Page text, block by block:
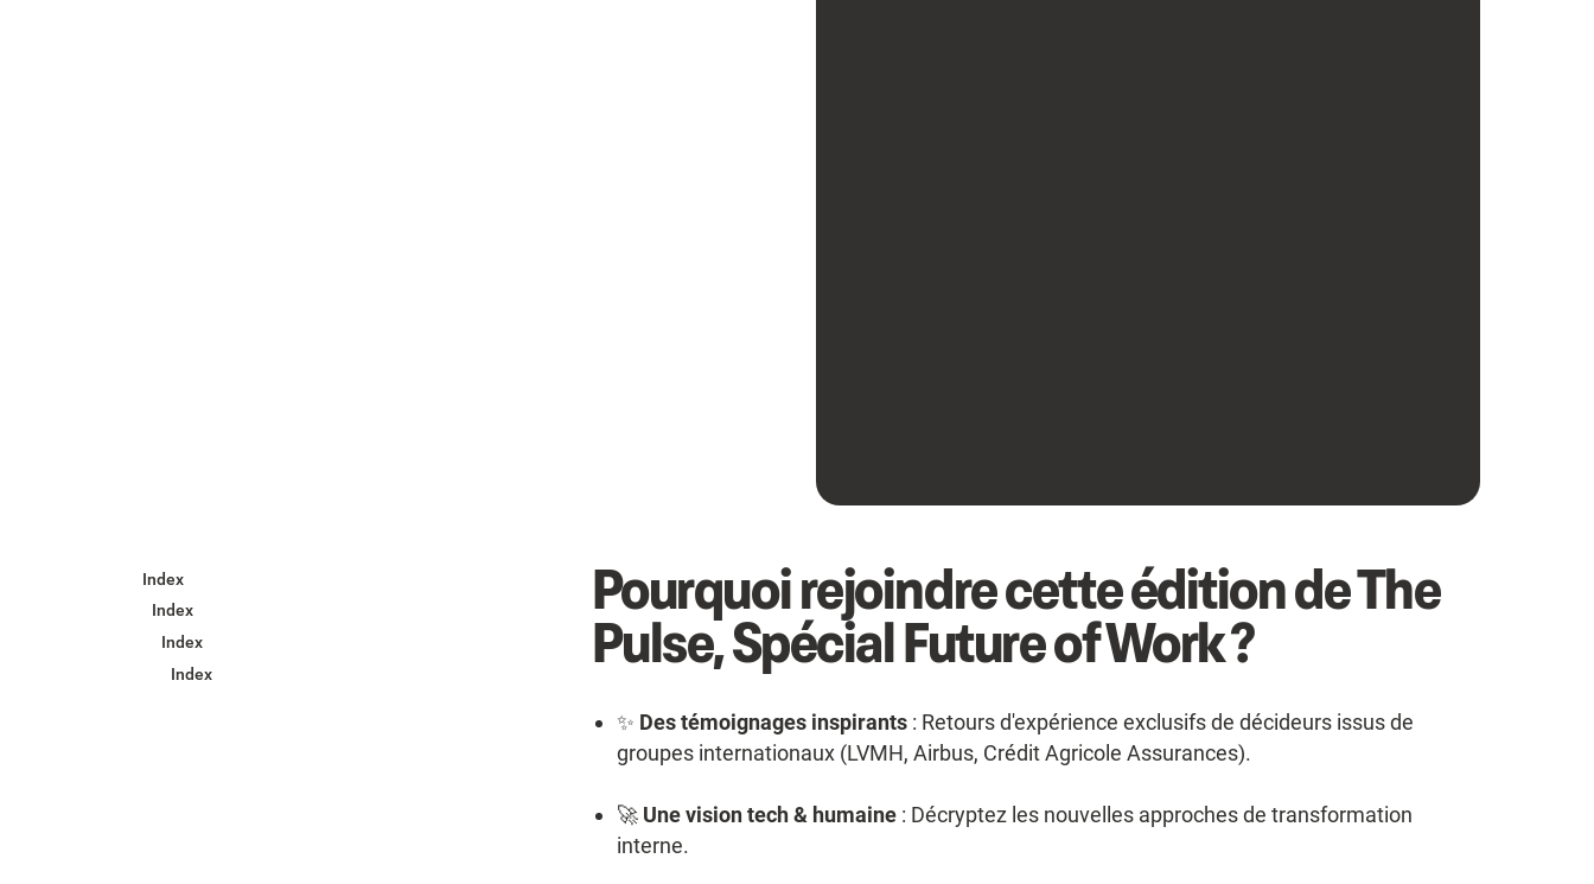
Index
Index
Index
Index
Pourquoi rejoindre cette édition de The
Pulse, Spécial Future of Work ?
✨ Des témoignages inspirants : Retours d'expérience exclusifs de décideurs issus de
groupes internationaux (LVMH, Airbus, Crédit Agricole Assurances).
🚀 Une vision tech & humaine : Décryptez les nouvelles approches de transformation
interne.